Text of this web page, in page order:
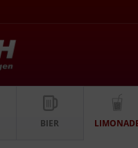
BIER